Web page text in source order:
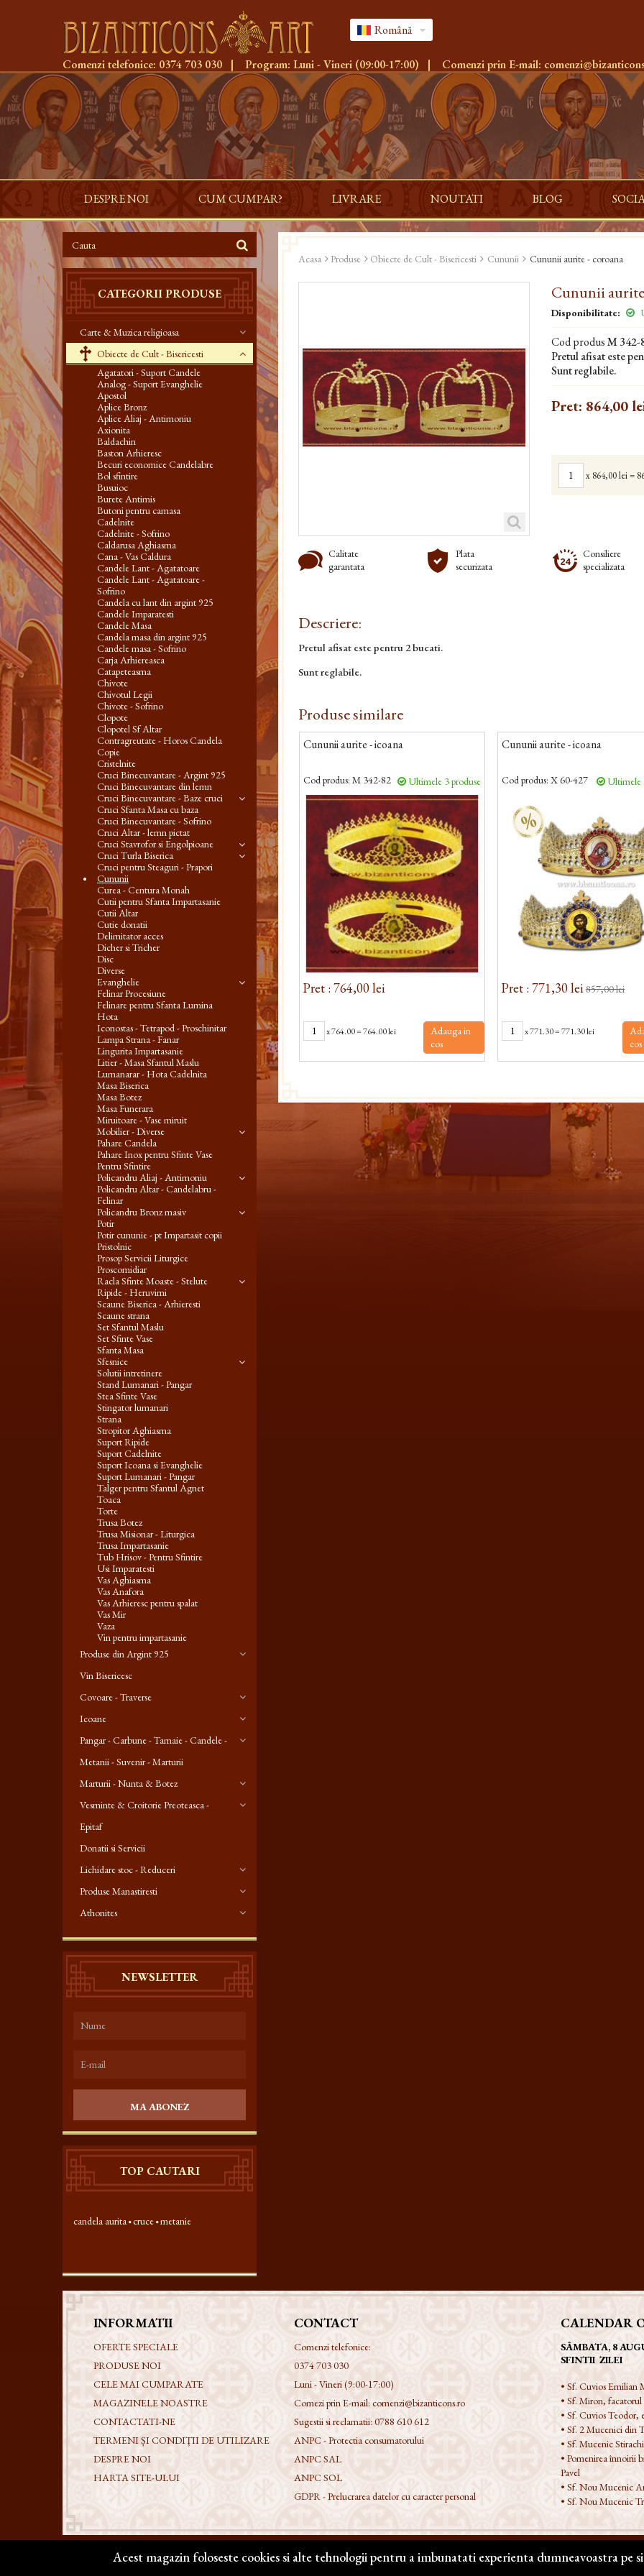
Română
Comenzi telefonice: 0374 703 030 | Program: Luni - Vineri (09:00-17:00) | Comenzi prin E-mail:
DESPRE NOI CUM CUMPAR? LIVRARE NOUTATI BLOG
CATEGORII PRODUSE
Carte & Muzica religioasa
Obiecte de Cult - Bisericesti
Agatatori - Suport Candele
Analog - Suport Evanghelie
Apostol
Aplice Bronz
Aplice Aliaj - Antimoniu
Axionita
Baldachin
Baston Arhieresc
Becuri economice Candelabre
Bol sfintire
Busuioc
Burete Antimis
Butoni pentru camasa
Cadelnite
Cadelnite - Sofrino
Caldarusa Aghiasma
Cana - Vas Caldura
Candele Lant - Agatatoare
Candele Lant - Agatatoare -
Sofrino
Candela cu lant din argint 925
Candele Imparatesti
Candele Masa
Candela masa din argint 925
Candele masa - Sofrino
Carja Arhiereasca
Catapeteasma
Chivote
Chivotul Legii
Chivote - Sofrino
Clopote
Clopotel Sf Altar
Contragreutate - Horos Candela
Copie
Cristelnite
Cruci Binecuvantare - Argint 925
Cruci Binecuvantare din lemn
Cruci Binecuvantare - Baze cruci
Cruci Sfanta Masa cu baza
Cruci Binecuvantare - Sofrino
Cruci Altar - lemn pictat
Cruci Stavrofor si Engolpioane
Cruci Turla Biserica
Cruci pentru Steaguri - Prapori
Cununii
Curea - Centura Monah
Cutii pentru Sfanta Impartasanie
Cutii Altar
Cutie donatii
Delimitator acces
Dicher si Tricher
Disc
Diverse
Evanghelie
Felinar Procesiune
Felinare pentru Sfanta Lumina
Hota
Iconostas - Tetrapod - Proschinitar
Lampa Strana - Fanar
Lingurita Impartasanie
Litier - Masa Sfantul Maslu
Lumanarar - Hota Cadelnita
Masa Biserica
Masa Botez
Masa Funerara
Miruitoare - Vase miruit
Mobilier - Diverse
Pahare Candela
Pahare Inox pentru Sfinte Vase
Pentru Sfintire
Policandru Aliaj - Antimoniu
Policandru Altar - Candelabru -
Felinar
Policandru Bronz masiv
Potir
Potir cununie - pt Impartasit copii
Pristolnic
Prosop Servicii Liturgice
Proscomidiar
Racla Sfinte Moaste - Stelute
Ripide - Heruvimi
Scaune Biserica - Arhieresti
Scaune strana
Set Sfantul Maslu
Set Sfinte Vase
Sfanta Masa
Sfesnice
Solutii intretinere
Stand Lumanari - Pangar
Stea Sfinte Vase
Stingator lumanari
Strana
Stropitor Aghiasma
Suport Ripide
Suport Cadelnite
Suport Icoana si Evanghelie
Suport Lumanari - Pangar
Talger pentru Sfantul Agnet
Toaca
Torte
Trusa Botez
Trusa Misionar - Liturgica
Trusa Impartasanie
Tub Hrisov - Pentru Sfintire
Usi Imparatesti
Vas Aghiasma
Vas Anafora
Vas Arhieresc pentru spalat
Vas Mir
Vaza
Vin pentru impartasanie
Produse din Argint 925
Vin Bisericesc
Covoare - Traverse
Icoane
Pangar - Carbune - Tamaie - Candele -
Metanii - Suvenir - Marturii
Marturii - Nunta & Botez
Vesminte & Croitorie Preoteasca -
Epitaf
Donatii si Servicii
Lichidare stoc - Reduceri
Produse Manastiresti
Athonites
NEWSLETTER
MA ABONEZ
TOP CAUTARI
candela aurita cruce metanie
Acasa Produse Obiecte de Cult - Bisericesti Cununii Cununii aurite - coroana
Cununii
Disponibilitate:
Cod produsM 342-
Pretul afisat este
Sunt reglabile.
Pret: 864,00
x 864,00 lei=
Calitate
garantata
Plata
securizata
Consiliere
specializata
Descriere:
Pretul afisat este pentru 2 bucati.
Sunt reglabile.
Produse similare
Cununii aurite - icoana
Cod produs: M 342-82 Ultimele 3 produse
Pret : 764,00 lei
x764.00=764.00 lei
Adauga in
cos
Cununii aurite - icoana
Cod produs: X 60-427 Ultimele
%
Pret : 771,30 lei857,00 lei
x771.30=771.30 lei
cos
INFORMATII
OFERTE SPECIALE
PRODUSE NOI
CELE MAI CUMPARATE
MAGAZINELE NOASTRE
CONTACTATI-NE
TERMENI ȘI CONDIȚII DE UTILIZARE
DESPRE NOI
HARTA SITE-ULUI
CONTACT
Comenzi telefonice:
0374 703 030
Luni - Vineri (9:00-17:00)
Comezi prin E-mail: comenzi@bizanticons.ro
Sugestii si reclamatii: 0788 610 612
ANPC - Protectia consumatorului
ANPC SAL
ANPC SOL
GDPR - Prelucrarea datelor cu caracter personal
CALENDAR
SÂMBATA, 8
SFINTII ZILEI
• Sf. Cuvios Emilian
• Sf. Miron,
• Sf. Cuvios
• Sf. 2 Mucenici din
• Sf. Mucenic
• Pomenirea înnoirii
Pavel
• Sf. Nou Mucenic
• Sf. Nou Mucenic
Copyright @ 2026 | BIZANTICONS. Toate drepturile rezervate
Acest magazin foloseste cookies si alte tehnologii pentru a imbunatati experienta dumneavoastra pe